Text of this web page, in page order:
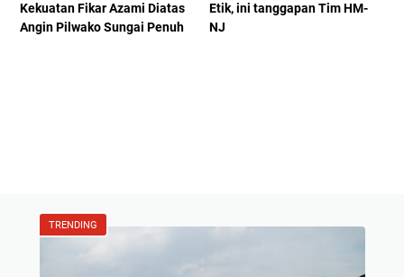
Kekuatan Fikar Azami Diatas
Angin Pilwako Sungai Penuh
Etik, ini tanggapan Tim HM-
NJ
TRENDING